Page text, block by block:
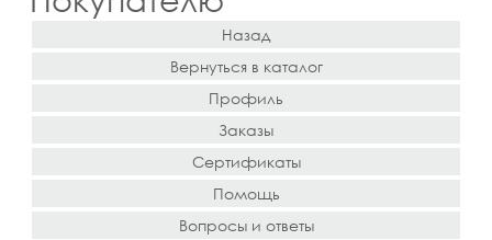
Назад
Вернуться в каталог
Профиль
Заказы
Сертификаты
Помощь
Вопросы и ответы